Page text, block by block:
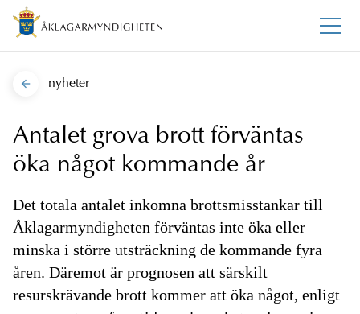
nyheter
Antalet grova brott förväntas
öka något kommande år
Det totala antalet inkomna brottsmisstankar till
Åklagarmyndigheten förväntas inte öka eller
minska i större utsträckning de kommande fyra
åren. Däremot är prognosen att särskilt
resurskrävande brott kommer att öka något, enligt